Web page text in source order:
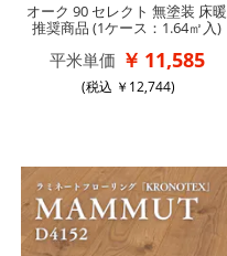
オーク 90 セレクト 無塗装 床暖
推奨商品 (1ケース：1.64㎡入)
平米単価 11,585
(税込 12,744)